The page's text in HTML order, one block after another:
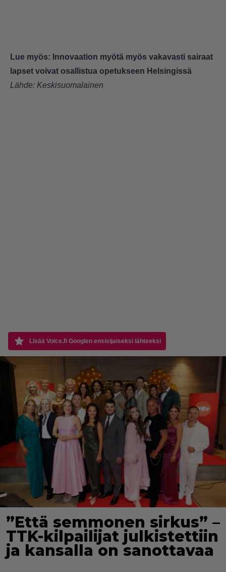
Lue myös: Innovaation myötä myös vakavasti sairaat
lapset voivat osallistua opetukseen Helsingissä
Lähde: Keskisuomalainen
Lisää Voice.fi Googlen ensisijaiseksi lähteeksi
”Että semmonen sirkus” –
TTK-kilpailijat julkistettiin
ja kansalla on sanottavaa